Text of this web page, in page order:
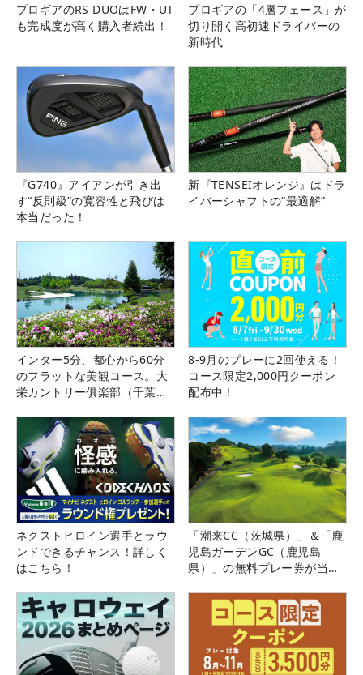
プロギアのRS DUOはFW・UT
も完成度が高く購入者続出！
プロギアの「4層フェース」が
切り開く高初速ドライバーの
新時代
『G740』アイアンが引き出
す“反則級”の寛容性と飛びは
本当だった！
新『TENSEIオレンジ』はドラ
イバーシャフトの“最適解”
インター5分、都心から60分
のフラットな美観コース。大
栄カントリー俱楽部（千葉
8-9月のプレーに2回使える！
コース限定2,000円クーポン
配布中！
ネクストヒロイン選手とラウ
ンドできるチャンス！詳しく
はこちら！
「潮来CC（茨城県）」＆「鹿
児島ガーデンGC（鹿児島
県）」の無料プレー券が当た